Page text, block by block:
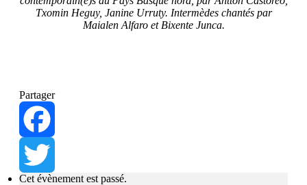
Txomin Heguy, Janine Urruty. Intermèdes chantés par
Maialen Alfaro et Bixente Junca.
Partager
Facebook
Cet évènement est passé.